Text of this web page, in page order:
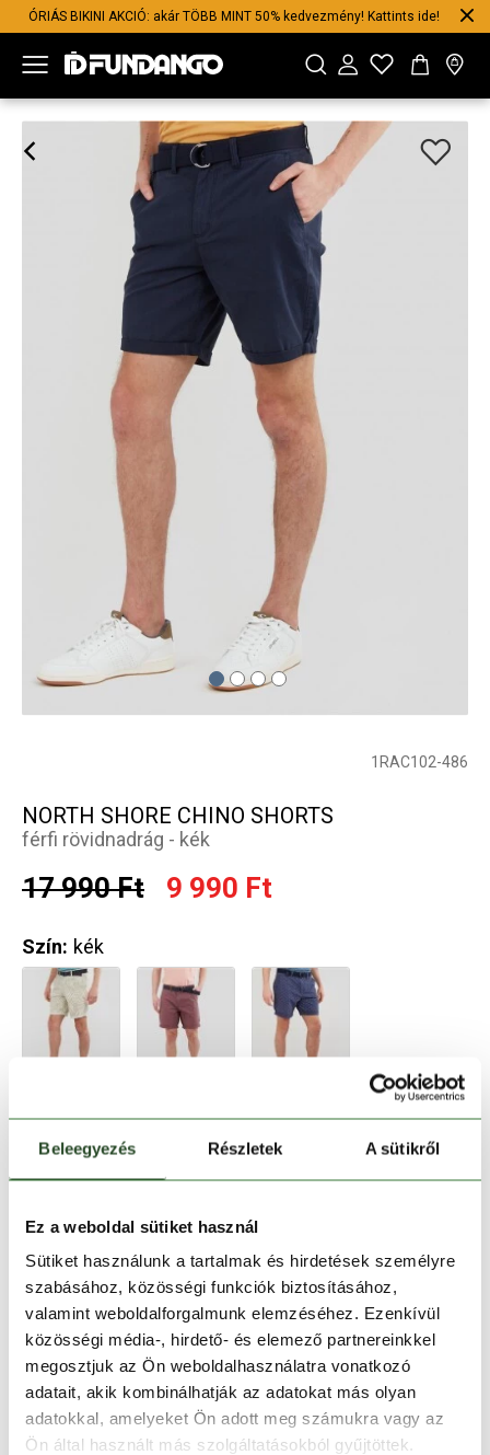
Beleegyezés Részletek A sütikről
Ez a weboldal sütiket használ
Sütiket használunk a tartalmak és hirdetések személyre
szabásához, közösségi funkciók biztosításához,
valamint weboldalforgalmunk elemzéséhez. Ezenkívül
közösségi média-, hirdető- és elemező partnereinkkel
megosztjuk az Ön weboldalhasználatra vonatkozó
adatait, akik kombinálhatják az adatokat más olyan
adatokkal, amelyeket Ön adott meg számukra vagy az
Ön által használt más szolgáltatásokból gyűjtöttek.
ÓRIÁS BIKINI AKCIÓ: akár TÖBB MINT 50% kedvezmény! Kattints ide!
1RAC102-486
NORTH SHORE CHINO SHORTS
férfi rövidnadrág - kék
17 990 Ft 9 990 Ft
Szín: kék
Méret:
28 30
Kosárba teszem
Melyik üzletben elérhető|Foglalás